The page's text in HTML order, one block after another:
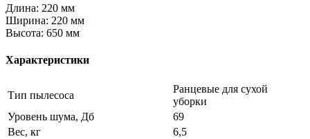
Длина: 220 мм
Ширина: 220 мм
Высота: 650 мм
Характеристики
Тип пылесоса
Ранцевые для сухой
уборки
Уровень шума, Дб
69
Вес, кг
6,5